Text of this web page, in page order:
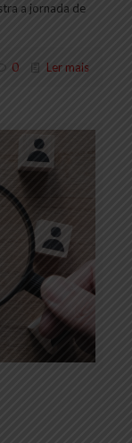
a jornada de
0 Ler mais